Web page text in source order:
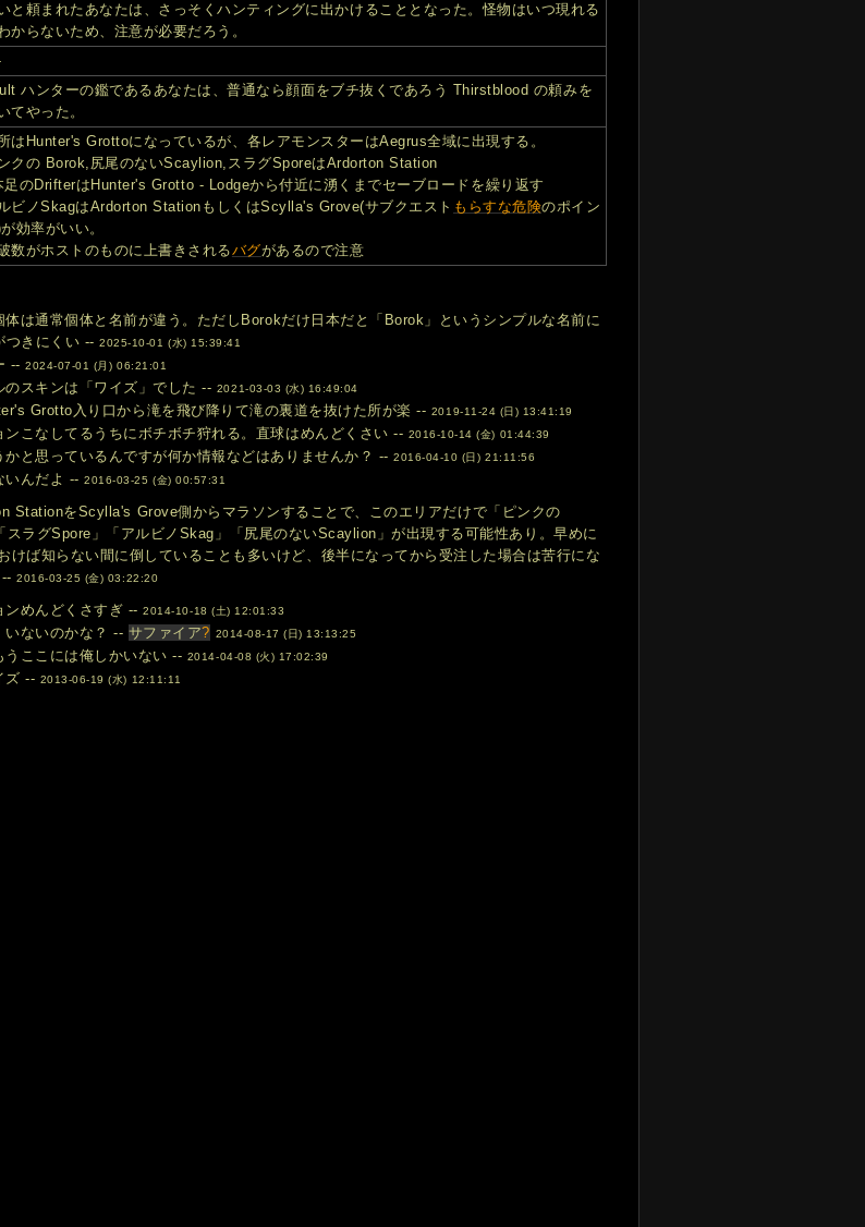
と頼まれたあなたは、さっそくハンティングに出かけることとなった。怪物はいつ現れる
からないため、注意が必要だろう。
ハンターの鑑であるあなたは、普通なら顔面をブチ抜くであろう Thirstblood の頼みを
てやった。
はHunter's Grottoになっているが、各レアモンスターはAegrus全域に出現する。
クの Borok,尻尾のないScaylion,スラグSporeはArdorton Station
足のDrifterはHunter's Grotto - Lodgeから付近に湧くまでセーブロードを繰り返す
ビノSkagはArdorton StationもしくはScylla's Grove(サブクエスト もらすな危険のポイン
が効率がいい。
数がホストのものに上書きされるバグがあるので注意
体は通常個体と名前が違う。ただしBorokだけ日本だと「Borok」というシンプルな名前に
つきにくい --2025-10-01 (水) 15:39:41
--2024-07-01 (月) 06:21:01
のスキンは「ワイズ」でした -- 2021-03-03 (水) 16:49:04
Grotto入り口から滝を飛び降りて滝の裏道を抜けた所が楽 -- 2019-11-24 (日) 13:41:19
ンこなしてるうちにボチボチ狩れる。直球はめんどくさい -- 2016-10-14 (金) 01:44:39
かと思っているんですが何か情報などはありませんか？ --2016-04-10 (日) 21:11:56
いんだよ --2016-03-25 (金) 00:57:31
StationをScylla's Grove側からマラソンすることで、このエリアだけで「ピンクの
スラグSpore」「アルビノSkag」「尻尾のないScaylion」が出現する可能性あり。早めに
けば知らない間に倒していることも多いけど、後半になってから受注した場合は苦行にな
--2016-03-25 (金) 03:22:20
ンめんどくさすぎ --2014-10-18 (土) 12:01:33
いないのかな？ -- サファイア? 2014-08-17 (日) 13:13:25
うここには俺しかいない -- 2014-04-08 (火) 17:02:39
ズ -- 2013-06-19 (水) 12:11:11